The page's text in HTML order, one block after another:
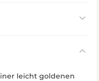
leicht goldenen